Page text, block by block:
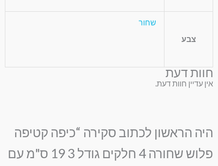
צבע
שחור
חוות דעת
אין עדיין חוות דעת.
היה הראשון לכתוב סקירה “כיפה קטיפה
פלוש שחורה 4 חלקים גודל 3 19 ס"מ עם